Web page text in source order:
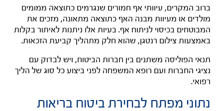
ברוב המקרים, עיוותי אף חמורים שנגרמים כתוצאה ממומים
מולדים או מעיוות מבנה האף כתוצאה מתאונה, מזכים את
המבוטחים בכיסוי לניתוח אף. בעיות אלו ניתנות לאיתור בקלות
באמצעות צילום רנטגן, שהוא חלק מתהליך קביעת הזכאות.
תנאי הפוליסה משתנים בין חברות הביטוח, ויש לבדוק עם
נציגי החברות ועם רופא המשפחה לפני ביצוע כל סוג של הליך
רפואי.
נתוני מפתח לבחירת ביטוח בריאות